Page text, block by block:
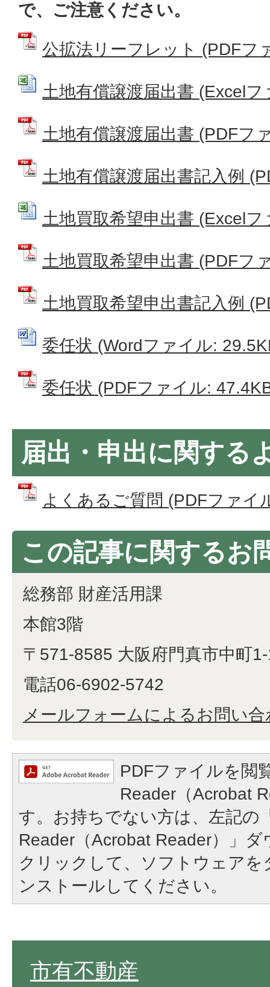
で、ご注意ください。
公拡法リーフレット (PDFフ
土地有償譲渡届出書 (Excel
土地有償譲渡届出書 (PDFフ
土地有償譲渡届出書記入例
土地買取希望申出書 (Excel
土地買取希望申出書 (PDFフ
土地買取希望申出書記入例
委任状 (Wordファイル:
委任状 (PDFファイル:
届出・申出に関する
よくあるご質問 (PDFファイ
この記事に関するお
総務部 財産活用課
本館3階
〒571-8585 大阪府門真市中町
電話06-6902-5742
メールフォームによるお問い合
PDFファイルを閲
Reader（Acrobat
す。お持ちでない方は、左記の
Reader（Acrobat Reader）」
クリックして、ソフトウェア
ンストールしてください。
市有不動産